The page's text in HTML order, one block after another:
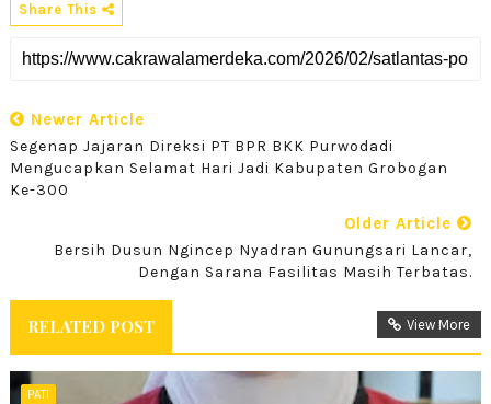
Share This
Newer Article
Segenap Jajaran Direksi PT BPR BKK Purwodadi
Mengucapkan Selamat Hari Jadi Kabupaten Grobogan
Ke-300
Older Article
Bersih Dusun Ngincep Nyadran Gunungsari Lancar,
Dengan Sarana Fasilitas Masih Terbatas.
RELATED POST View More
PATI